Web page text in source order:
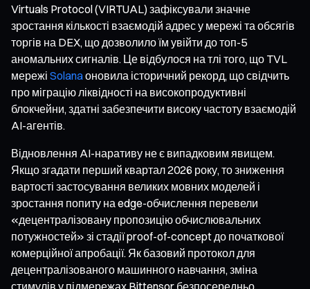
Virtuals Protocol (VIRTUAL) зафіксували значне
зростання кількості взаємодій адрес у мережі та обсягів
торгів на DEX, що дозволило їм увійти до топ-5
аномальних сигналів. Це відбулося на тлі того, що TVL
мережі Solanaоновила історичний рекорд, що свідчить
про міграцію ліквідності на високопродуктивні
блокчейни, здатні забезпечити високу частоту взаємодій
AI-агентів.
Відновлення AI-наративу не є випадковим явищем.
Якщо згадати перший квартал 2026 року, то зниження
вартості застосування великих мовних моделей і
зростання попиту на edge-обчислення перевели
«децентралізовану пропозицію обчислювальних
потужностей» зі стадії proof-of-concept до початкової
комерційної апробації. Як базовий протокол для
децентралізованого машинного навчання, зміна
стимулів у підмережах Bittensor безпосередньо